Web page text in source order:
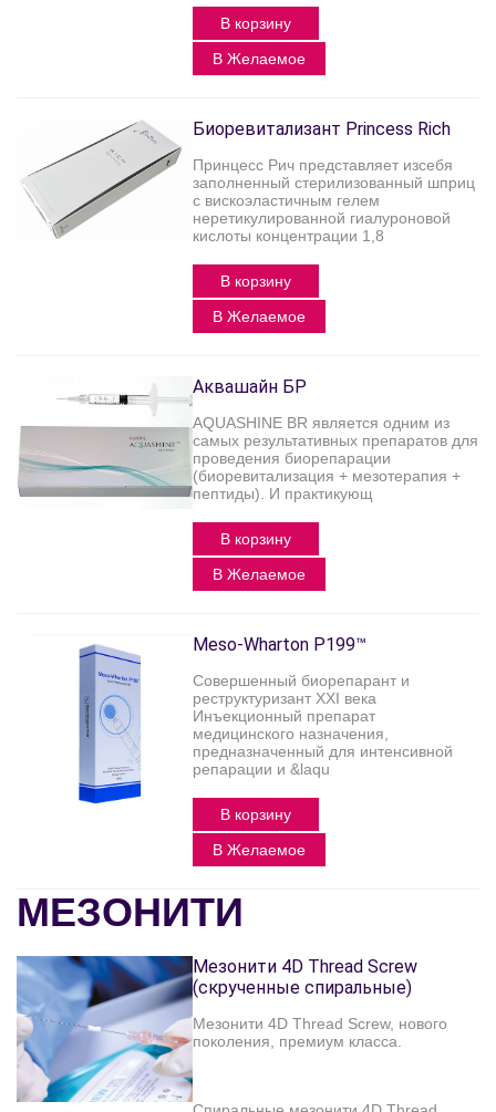
В корзину
В Желаемое
Биоревитализант Princess Rich
Принцесс Рич представляет изсебя
заполненный стерилизованный шприц
с вискоэластичным гелем
неретикулированной гиалуроновой
кислоты концентрации 1,8
В корзину
В Желаемое
Аквашайн БР
AQUASHINE BR является одним из
самых результативных препаратов для
проведения биорепарации
(биоревитализация + мезотерапия +
пептиды). И практикующ
В корзину
В Желаемое
Meso-Wharton P199™
Совершенный биорепарант и
реструктуризант XXI века
Инъекционный препарат
медицинского назначения,
предназначенный для интенсивной
репарации и &laqu
В корзину
В Желаемое
МЕЗОНИТИ
Мезонити 4D Thread Screw
(скрученные спиральные)
Мезонити 4D Thread Screw, нового
поколения, премиум класса.